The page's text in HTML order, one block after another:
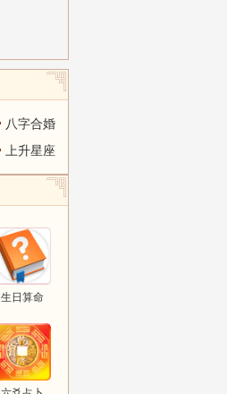
八字合婚
上升星座
生日算命